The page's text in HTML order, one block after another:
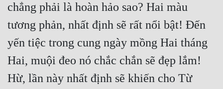
chẳng phải là hoàn hảo sao? Hai màu
tương phản, nhất định sẽ rất nổi bật! Đến
yến tiệc trong cung ngày mồng Hai tháng
Hai, muội đeo nó chắc chắn sẽ đẹp lắm!
Hừ, lần này nhất định sẽ khiến cho Từ